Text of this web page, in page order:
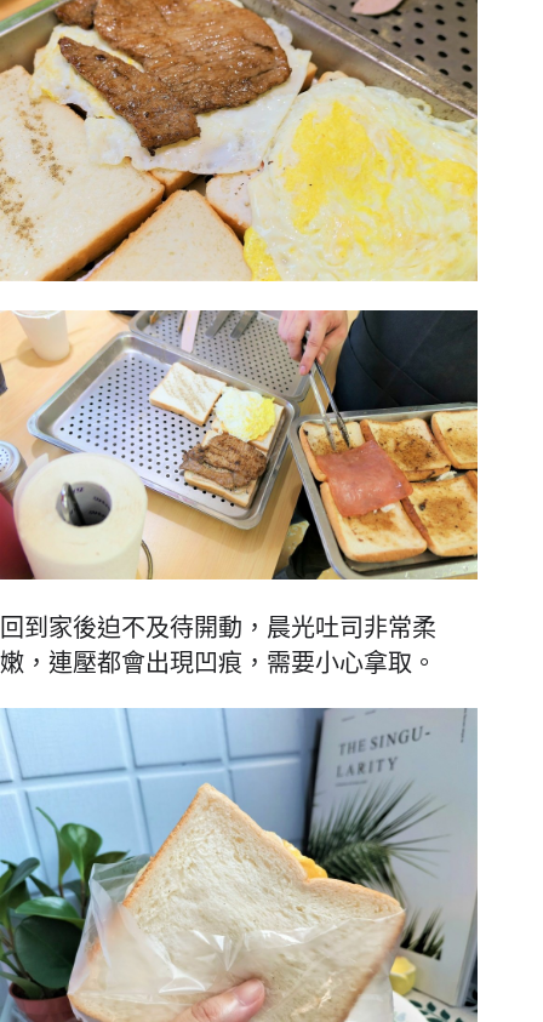
回到家後迫不及待開動，晨光吐司非常柔
嫩，連壓都會出現凹痕，需要小心拿取。